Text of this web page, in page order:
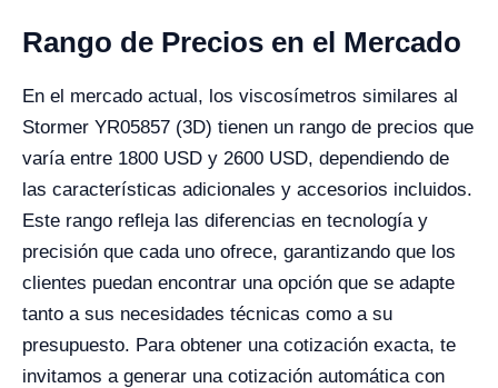
Rango de Precios en el Mercado
En el mercado actual, los viscosímetros similares al
Stormer YR05857 (3D) tienen un rango de precios que
varía entre 1800 USD y 2600 USD, dependiendo de
las características adicionales y accesorios incluidos.
Este rango refleja las diferencias en tecnología y
precisión que cada uno ofrece, garantizando que los
clientes puedan encontrar una opción que se adapte
tanto a sus necesidades técnicas como a su
presupuesto. Para obtener una cotización exacta, te
invitamos a generar una cotización automática con